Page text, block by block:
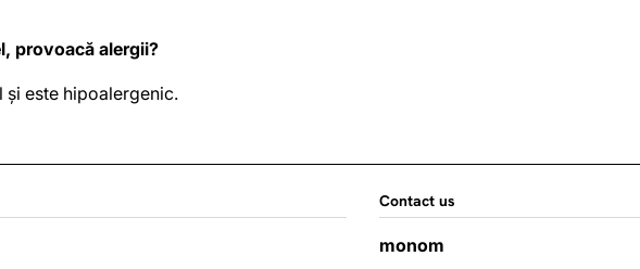
provoacă alergii?
și este hipoalergenic.
Contact us
monom